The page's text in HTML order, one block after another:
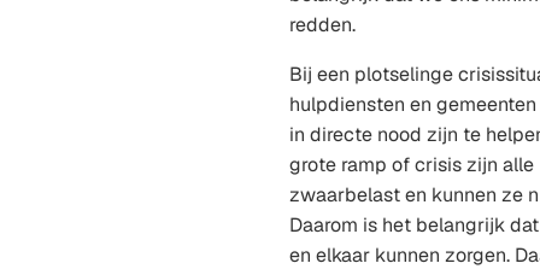
redden.
Bij een plotselinge
hulpdiensten en
in directe nood zijn te
grote ramp of crisis zijn
zwaarbelast en kunnen ze
Daarom is het belangrijk
en elkaar kunnen zorgen.